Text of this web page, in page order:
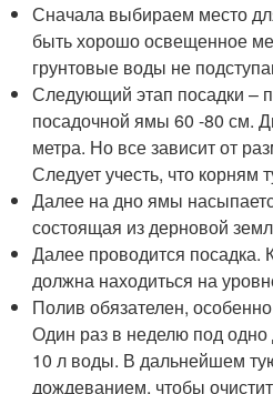
Сначала выбираем место
быть хорошо освещенное
грунтовые воды не
Следующий этап посадки –
посадочной ямы 60 -80 см.
метра. Но все зависит от
Следует учесть, что корням
Далее на дно ямы
состоящая из дерновой
Далее проводится посадка.
должна находиться на
Полив обязателен,
Один раз в неделю под
10 л воды. В дальнейшем
дождеванием, чтобы